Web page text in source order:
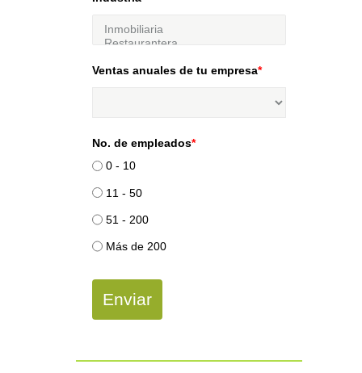
Ventas anuales de tu empresa*
No. de empleados*
0 - 10
11 - 50
51 - 200
Más de 200
Enviar